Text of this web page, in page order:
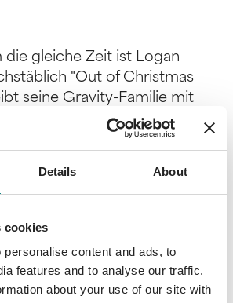
Details About
cookies
content and ads, to
features and to analyse our traffic.
about your use of our site with
die gleiche Zeit ist Logan
"Out of Christmas
seine Gravity-Familie mit
in den Wahnsinn.
erreicht das Chaos neue
seine Freundin Elle am
zu stellen. Seine
Plans alles andere als
man noch einen kleinen